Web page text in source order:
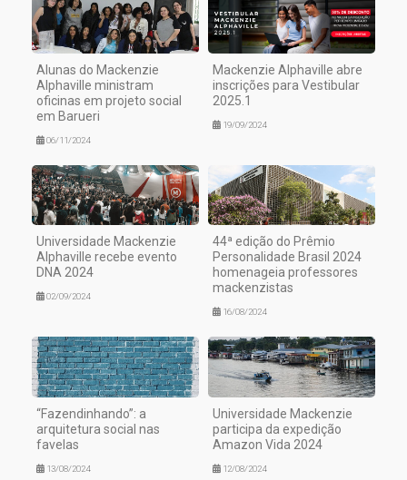
Alunas do Mackenzie
Alphaville ministram
oficinas em projeto social
em Barueri
06/11/2024
Mackenzie Alphaville abre
inscrições para Vestibular
2025.1
19/09/2024
Universidade Mackenzie
Alphaville recebe evento
DNA 2024
02/09/2024
44ª edição do Prêmio
Personalidade Brasil 2024
homenageia professores
mackenzistas
16/08/2024
“Fazendinhando”: a
arquitetura social nas
favelas
13/08/2024
Universidade Mackenzie
participa da expedição
Amazon Vida 2024
12/08/2024